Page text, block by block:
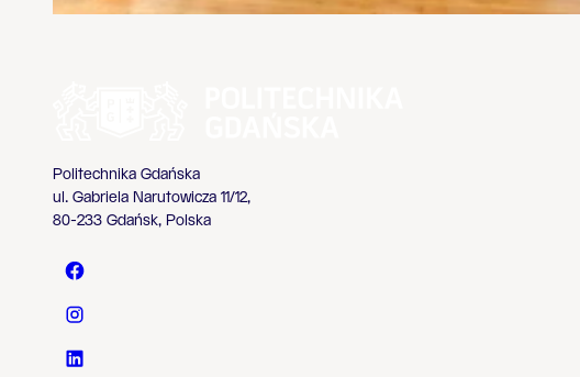
Politechnika Gdańska
ul. Gabriela Narutowicza 11/12,
80-233 Gdańsk, Polska
Politechnika Gdańska - Facebook
Politechnika Gdańska - Instagram
Politechnika Gdańska - LinkedIn